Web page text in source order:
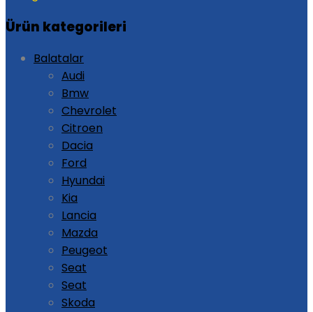
Ürün kategorileri
Balatalar
Audi
Bmw
Chevrolet
Citroen
Dacia
Ford
Hyundai
Kia
Lancia
Mazda
Peugeot
Seat
Seat
Skoda